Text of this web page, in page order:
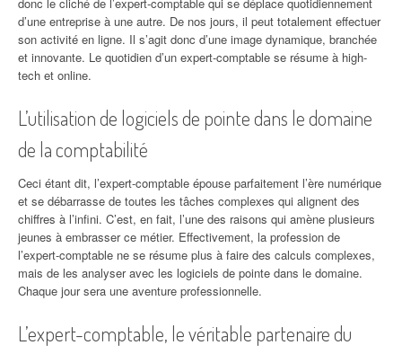
d’une entreprise à une autre. De nos jours, il peut totalement effectuer
son activité en ligne. Il s’agit donc d’une image dynamique, branchée
et innovante. Le quotidien d’un expert-comptable se résume à high-
tech et online.
L’utilisation de logiciels de pointe dans le domaine
de la comptabilité
Ceci étant dit, l’expert-comptable épouse parfaitement l’ère numérique
et se débarrasse de toutes les tâches complexes qui alignent des
chiffres à l’infini. C’est, en fait, l’une des raisons qui amène plusieurs
jeunes à embrasser ce métier. Effectivement, la profession de
l’expert-comptable ne se résume plus à faire des calculs complexes,
mais de les analyser avec les logiciels de pointe dans le domaine.
Chaque jour sera une aventure professionnelle.
L’expert-comptable, le véritable partenaire du